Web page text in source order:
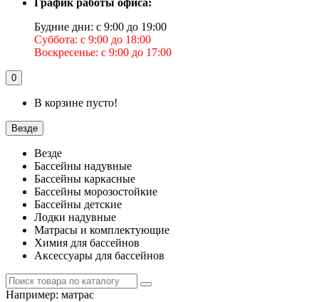
График работы офиса:
Будние дни: с 9:00 до 19:00
Суббота: с 9:00 до 18:00
Воскресенье: с 9:00 до 17:00
0
В корзине пусто!
Везде
Везде
Бассейны надувные
Бассейны каркасные
Бассейны морозостойкие
Бассейны детские
Лодки надувные
Матрасы и комплектующие
Химия для бассейнов
Аксессуары для бассейнов
Например: матрас